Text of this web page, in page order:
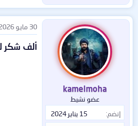
kamelmoha
عضو نشيط
إنضم
15 يناير 2024
30 مايو 2026
ألف شكر